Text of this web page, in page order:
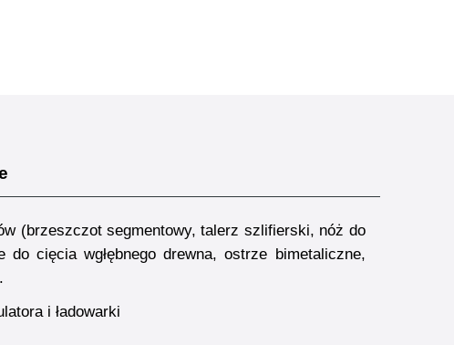
(brzeszczot segmentowy, talerz szlifierski, nóż do
do cięcia wgłębnego drewna, ostrze bimetaliczne,
i ładowarki